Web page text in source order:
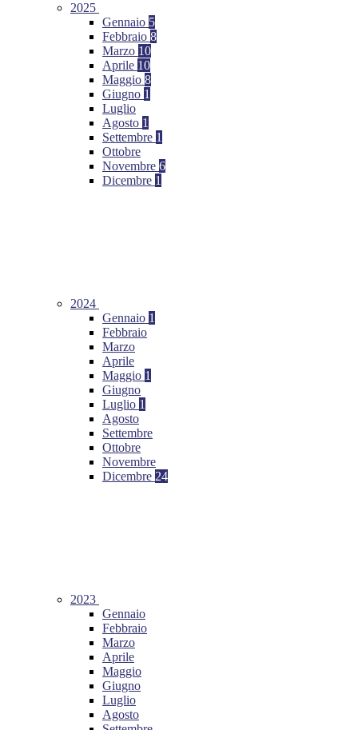
2025
Gennaio 5
Febbraio 8
Marzo 10
Aprile 10
Maggio 8
Giugno 1
Luglio
Agosto 1
Settembre 1
Ottobre
Novembre 6
Dicembre 1
2024
Gennaio 1
Febbraio
Marzo
Aprile
Maggio 1
Giugno
Luglio 1
Agosto
Settembre
Ottobre
Novembre
Dicembre 24
2023
Gennaio
Febbraio
Marzo
Aprile
Maggio
Giugno
Luglio
Agosto